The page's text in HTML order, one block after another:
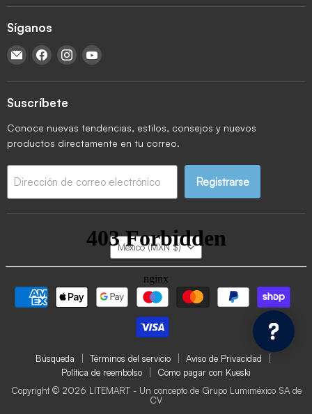
Síganos
Encuéntrenos en Correo electrónico
Encuéntrenos en Facebook
Encuéntrenos en Instagram
Suscríbete
Conoce nuevas tendencias, estilos, consejos y nuevos
productos directamente en tu correo.
Dirección de correo electrónico Registrarse
Búsqueda Términos del servicio
Aviso de Privacidad
Política de reembolso
Cómo pagar con Kueski
Copyright © 2026 LITEMART - Un concepto de Grupo Lumiméxico SA de
CV
País
México (MXN $)